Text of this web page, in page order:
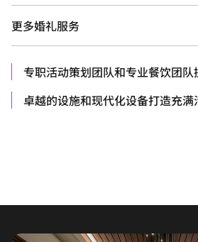
更多婚礼服务
专职活动策划团队和专业餐饮团
卓越的设施和现代化设备打造充